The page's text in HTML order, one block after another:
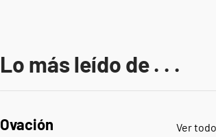
Lo más leído de . . .
Ovación Ver todo